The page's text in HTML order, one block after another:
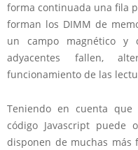
forma continuada una fila
forman los DIMM de
un campo magnético y
adyacentes fallen,
funcionamiento de las
Teniendo en cuenta
código Javascript puede
disponen de muchas más